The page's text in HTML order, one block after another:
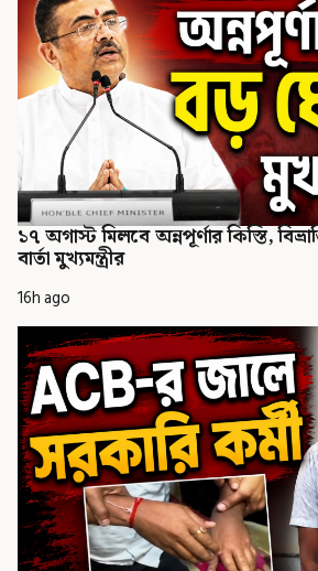
১৭ অগাস্ট মিলবে অন্নপূর্ণার কিস্তি,
বার্তা মুখ্যমন্ত্রীর
16h ago